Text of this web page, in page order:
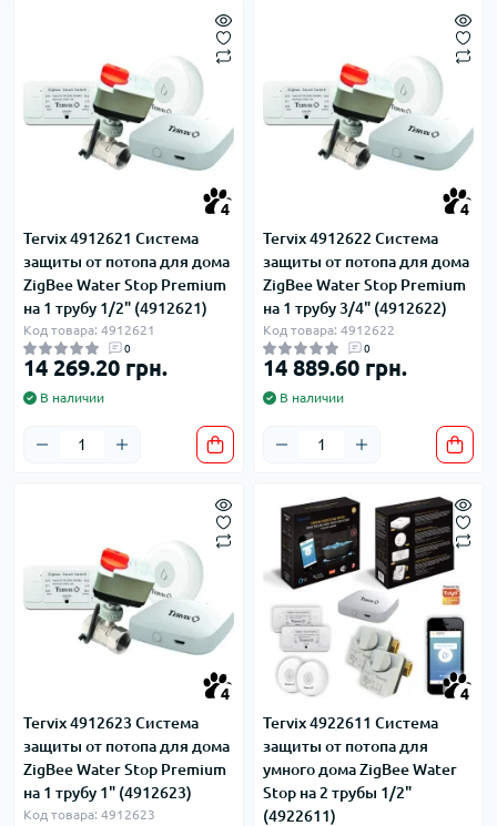
4
Tervix 4912621 Система
защиты от потопа для дома
ZigBee Water Stop Premium
на 1 трубу 1/2" (4912621)
Код товара: 4912621
0
14 269.20 грн.
В наличии
4
Tervix 4912622 Система
защиты от потопа для дома
ZigBee Water Stop Premium
на 1 трубу 3/4" (4912622)
Код товара: 4912622
0
14 889.60 грн.
В наличии
4
Tervix 4912623 Система
защиты от потопа для дома
ZigBee Water Stop Premium
на 1 трубу 1" (4912623)
Код товара: 4912623
4
Tervix 4922611 Система
защиты от потопа для
умного дома ZigBee Water
Stop на 2 трубы 1/2"
(4922611)